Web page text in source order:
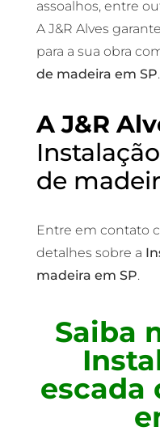
assoalhos, entre
A J&R Alves
para a sua obra
de madeira em SP.
A J&R
de
Entre em contato
detalhes sobre a
madeira em SP.
Saiba
escada